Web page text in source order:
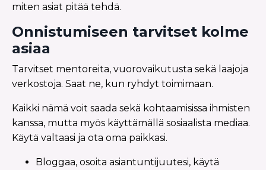
miten asiat pitää tehdä.
Onnistumiseen tarvitset kolme
asiaa
Tarvitset mentoreita, vuorovaikutusta sekä laajoja
verkostoja. Saat ne, kun ryhdyt toimimaan.
Kaikki nämä voit saada sekä kohtaamisissa ihmisten
kanssa, mutta myös käyttämällä sosiaalista mediaa.
Käytä valtaasi ja ota oma paikkasi.
Bloggaa, osoita asiantuntijuutesi, käytä